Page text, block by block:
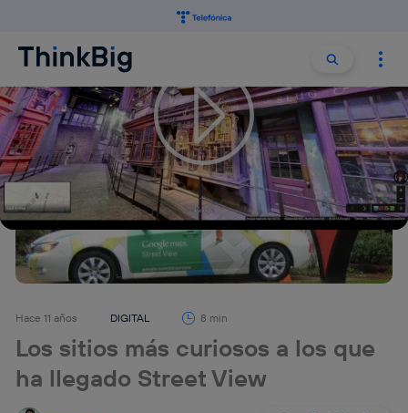
Buscar
Hace 11 años DIGITAL 8 min
Los sitios más curiosos a los que
ha llegado Street View